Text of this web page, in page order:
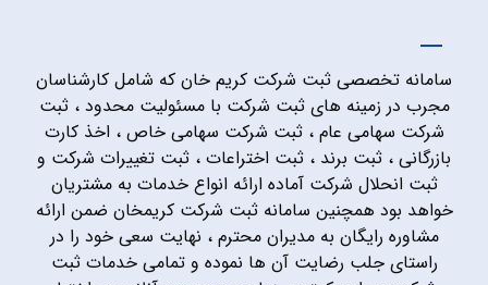
سامانه تخصصی ثبت شرکت کریم خان که شامل کارشناسان
مجرب در زمینه های ثبت شرکت با مسئولیت محدود ، ثبت
شرکت سهامی عام ، ثبت شرکت سهامی خاص ، اخذ کارت
بازرگانی ، ثبت برند ، ثبت اختراعات ، ثبت تغییرات شرکت و
ثبت انحلال شرکت آماده ارائه انواع خدمات به مشتریان
خواهد بود همچنین سامانه ثبت شرکت کریمخان ضمن ارائه
مشاوره رایگان به مدیران محترم ، نهایت سعی خود را در
راستای جلب رضایت آن ها نموده و تمامی خدمات ثبت